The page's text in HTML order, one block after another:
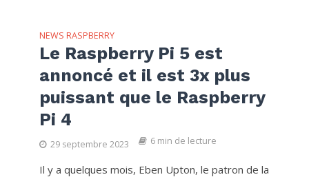
NEWS RASPBERRY
Le Raspberry Pi 5 est
annoncé et il est 3x plus
puissant que le Raspberry
Pi 4
29 septembre 2023 6 min de lecture
Il y a quelques mois, Eben Upton, le patron de la